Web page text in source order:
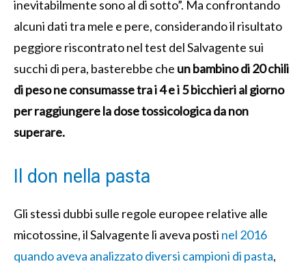
inevitabilmente sono al di sotto”. Ma confrontando
alcuni dati tra mele e pere, considerando il risultato
peggiore riscontrato nel test del Salvagente sui
succhi di pera, basterebbe che un bambino di 20 chili
di peso ne consumasse tra i 4 e i 5 bicchieri al giorno
per raggiungere la dose tossicologica da non
superare.
Il don nella pasta
Gli stessi dubbi sulle regole europee relative alle
micotossine, il Salvagente li aveva posti nel 2016
quando aveva analizzato diversi campioni di pasta,